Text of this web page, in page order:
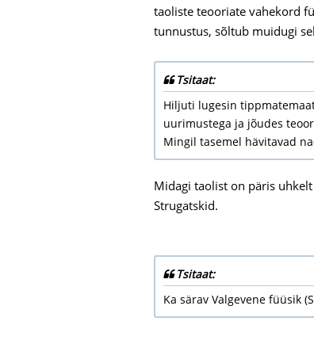
taoliste teooriate vahekord
tunnustus, sõltub muidugi
Tsitaat:
Hiljuti lugesin
uurimustega ja jõudes
Mingil tasemel hävitavad
Midagi taolist on päris
Strugatskid.
Tsitaat:
Ka särav Valgevene füüsik